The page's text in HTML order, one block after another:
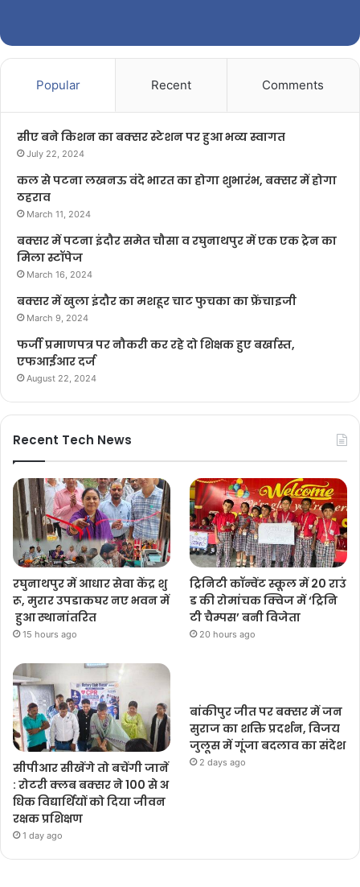
Popular Recent Comments
सीए बने किशन का बक्सर स्टेशन पर हुआ भव्य स्वागत
July 22, 2024
कल से पटना लखनऊ वंदे भारत का होगा शुभारंभ, बक्सर में होगा
ठहराव
March 11, 2024
बक्सर में पटना इंदौर समेत चौसा व रघुनाथपुर में एक एक ट्रेन का
मिला स्टॉपेज
March 16, 2024
बक्सर में खुला इंदौर का मशहूर चाट फुचका का फ्रेंचाइजी
March 9, 2024
फर्जी प्रमाणपत्र पर नौकरी कर रहे दो शिक्षक हुए बर्खास्त,
एफआईआर दर्ज
August 22, 2024
Recent Tech News
रघुनाथपुर में आधार सेवा केंद्र शु
रू, मुरार उपडाकघर नए भवन में
हुआ स्थानांतरित
15 hours ago
ट्रिनिटी कॉन्वेंट स्कूल में 20 राउं
ड की रोमांचक क्विज में ‘ट्रिनि
टी चैम्पस’ बनी विजेता
20 hours ago
सीपीआर सीखेंगे तो बचेंगी जानें
: रोटरी क्लब बक्सर ने 100 से अ
धिक विद्यार्थियों को दिया जीवन
रक्षक प्रशिक्षण
1 day ago
बांकीपुर जीत पर बक्सर में जन
सुराज का शक्ति प्रदर्शन, विजय
जुलूस में गूंजा बदलाव का संदेश
2 days ago